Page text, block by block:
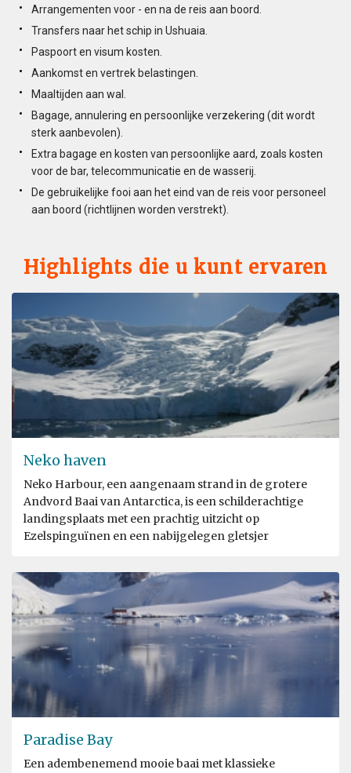
Arrangementen voor - en na de reis aan boord.
Transfers naar het schip in Ushuaia.
Paspoort en visum kosten.
Aankomst en vertrek belastingen.
Maaltijden aan wal.
Bagage, annulering en persoonlijke verzekering (dit wordt
sterk aanbevolen).
Extra bagage en kosten van persoonlijke aard, zoals kosten
voor de bar, telecommunicatie en de wasserij.
De gebruikelijke fooi aan het eind van de reis voor personeel
aan boord (richtlijnen worden verstrekt).
Highlights die u kunt ervaren
Neko haven
Neko Harbour, een aangenaam strand in de grotere
Andvord Baai van Antarctica, is een schilderachtige
landingsplaats met een prachtig uitzicht op
Ezelspinguïnen en een nabijgelegen gletsjer
Paradise Bay
Een adembenemend mooie baai met klassieke